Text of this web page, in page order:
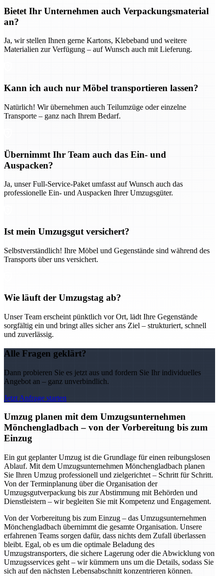
Bietet Ihr Unternehmen auch Verpackungsmaterial
an?
Ja, wir stellen Ihnen gerne Kartons, Klebeband und weitere
Materialien zur Verfügung – auf Wunsch auch mit Lieferung.
Kann ich auch nur Möbel transportieren lassen?
Natürlich! Wir übernehmen auch Teilumzüge oder einzelne
Transporte – ganz nach Ihrem Bedarf.
Übernimmt Ihr Team auch das Ein- und
Auspacken?
Ja, unser Full-Service-Paket umfasst auf Wunsch auch das
professionelle Ein- und Auspacken Ihrer Umzugsgüter.
Ist mein Umzugsgut versichert?
Selbstverständlich! Ihre Möbel und Gegenstände sind während des
Transports über uns versichert.
Wie läuft der Umzugstag ab?
Unser Team erscheint pünktlich vor Ort, lädt Ihre Gegenstände
sorgfältig ein und bringt alles sicher ans Ziel – strukturiert, schnell
und zuverlässig.
Alle Fragen geklärt?
Dann probieren Sie es jetzt aus und fordern Sie Ihr individuelles
Angebot an – ganz unverbindlich.
Jetzt Anfrage starten
Umzug planen mit dem Umzugsunternehmen
Mönchengladbach – von der Vorbereitung bis zum
Einzug
Ein gut geplanter Umzug ist die Grundlage für einen reibungslosen
Ablauf. Mit dem Umzugsunternehmen Mönchengladbach planen
Sie Ihren Umzug professionell und zielgerichtet – Schritt für Schritt.
Von der Terminplanung über die Organisation der
Umzugsgutverpackung bis zur Abstimmung mit Behörden und
Dienstleistern – wir begleiten Sie mit Kompetenz und Engagement.
Von der Vorbereitung bis zum Einzug – das Umzugsunternehmen
Mönchengladbach übernimmt die gesamte Organisation. Unsere
erfahrenen Teams sorgen dafür, dass nichts dem Zufall überlassen
bleibt. Egal, ob es um die optimale Beladung des
Umzugstransporters, die sichere Lagerung oder die Abwicklung von
Umzugsservices geht – wir kümmern uns um die Details, sodass Sie
sich auf den nächsten Lebensabschnitt konzentrieren können.